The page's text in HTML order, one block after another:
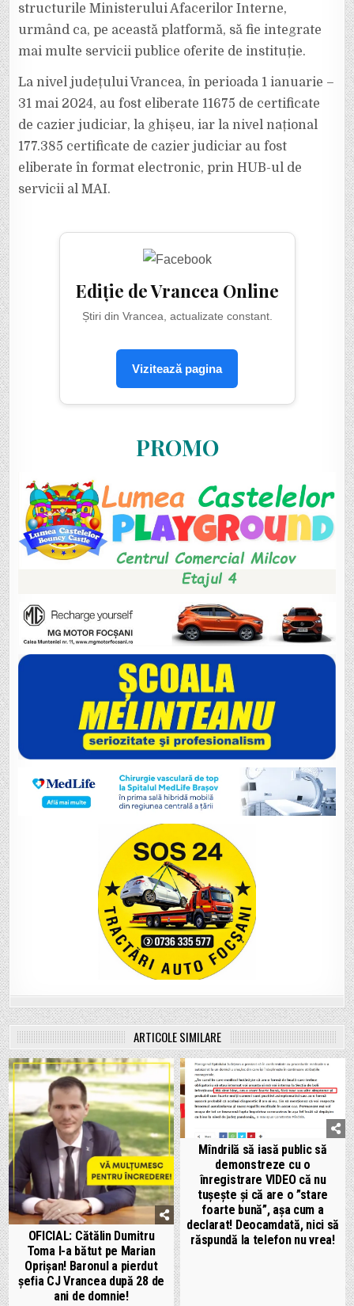
structurile Ministerului Afacerilor Interne,
urmând ca, pe această platformă, să fie integrate
mai multe servicii publice oferite de instituție.
La nivel județului Vrancea, în perioada 1 ianuarie –
31 mai 2024, au fost eliberate 11675 de certificate
de cazier judiciar, la ghișeu, iar la nivel național
177.385 certificate de cazier judiciar au fost
eliberate în format electronic, prin HUB-ul de
servicii al MAI.
Ediție de Vrancea Online
Știri din Vrancea, actualizate constant.
Vizitează pagina
PROMO
ARTICOLE SIMILARE
OFICIAL: Cătălin Dumitru
Toma l-a bătut pe Marian
Oprișan! Baronul a pierdut
șefia CJ Vrancea după 28 de
ani de domnie!
Mîndrilă să iasă public să
demonstreze cu o
înregistrare VIDEO că nu
tușește și că are o ”stare
foarte bună”, așa cum a
declarat! Deocamdată, nici să
răspundă la telefon nu vrea!